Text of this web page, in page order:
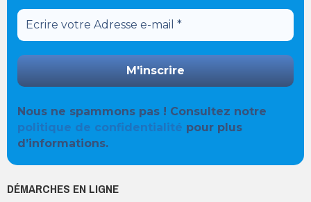
Nous ne spammons pas ! Consultez notre
politique de confidentialité pour plus
d’informations.
DÉMARCHES EN LIGNE